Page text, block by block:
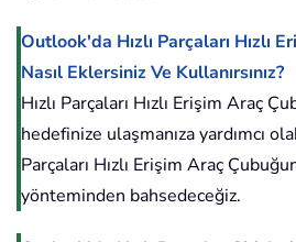
Outlook'da Hızlı Parçaları Hızlı
Nasıl Eklersiniz Ve Kullanırsınız?
Hızlı Parçaları Hızlı Erişim Araç
hedefinize ulaşmanıza yardımcı
Parçaları Hızlı Erişim Araç
yönteminden bahsedeceğiz.